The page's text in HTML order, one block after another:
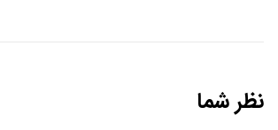
نظر شما